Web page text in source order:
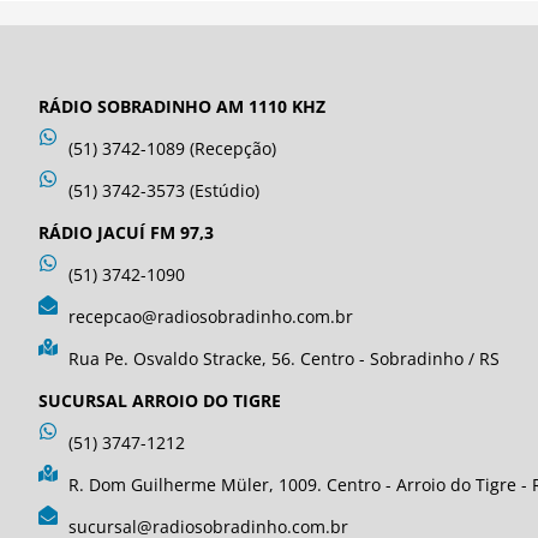
RÁDIO SOBRADINHO AM 1110 KHZ
(51) 3742-1089 (Recepção)
(51) 3742-3573 (Estúdio)
RÁDIO JACUÍ FM 97,3
(51) 3742-1090
recepcao@radiosobradinho.com.br
Rua Pe. Osvaldo Stracke, 56. Centro - Sobradinho / RS
SUCURSAL ARROIO DO TIGRE
(51) 3747-1212
R. Dom Guilherme Müler, 1009. Centro - Arroio do Tigre -
sucursal@radiosobradinho.com.br